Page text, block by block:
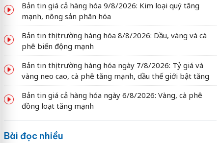
Bản tin giá cả hàng hóa 9/8/2026: Kim loại quý tăng
mạnh, nông sản phân hóa
Bản tin thị trường hàng hóa 8/8/2026: Dầu, vàng và cà
phê biến động mạnh
Bản tin thị trường hàng hóa ngày 7/8/2026: Tỷ giá và
vàng neo cao, cà phê tăng mạnh, dầu thế giới bật tăng
Bản tin giá cả hàng hóa ngày 6/8/2026: Vàng, cà phê
đồng loạt tăng mạnh
Bài đọc nhiều